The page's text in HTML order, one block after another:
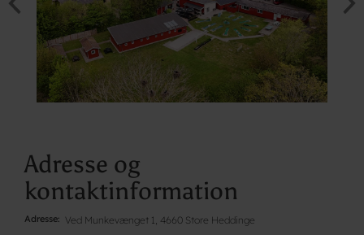
Adresse og
kontaktinformation
Adresse Ved Munkevænget 1, 4660 Store Heddinge